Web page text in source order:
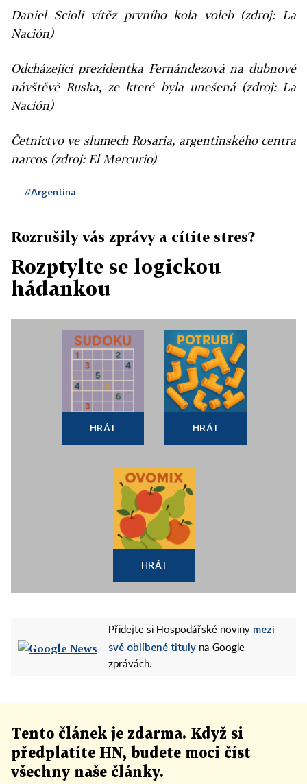
Daniel Scioli vítěz prvního kola voleb (zdroj: La
Nación)
Odcházející prezidentka Fernándezová na dubnové
návštěvě Ruska, ze které byla unešená (zdroj: La
Nación)
Četnictvo ve slumech Rosaria, argentinského centra
narcos (zdroj: El Mercurio)
#Argentina
Rozrušily vás zprávy a cítíte stres?
Rozptylte se logickou
hádankou
HRÁT HRÁT
HRÁT
Přidejte si Hospodářské noviny mezi
své oblíbené tituly na Google
zprávách.
Tento článek je zdarma. Když si
předplatíte HN, budete moci číst
všechny naše články.